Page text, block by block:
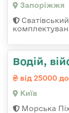
Запоріжжя
Водій,
від 25000
Київ
Морська